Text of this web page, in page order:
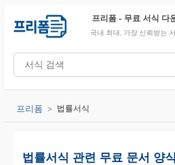
프리폼 - 무료 서식 다
국내 최대, 가장 신뢰받는
프리폼 법률서식
법률서식 관련 무료 문서 양